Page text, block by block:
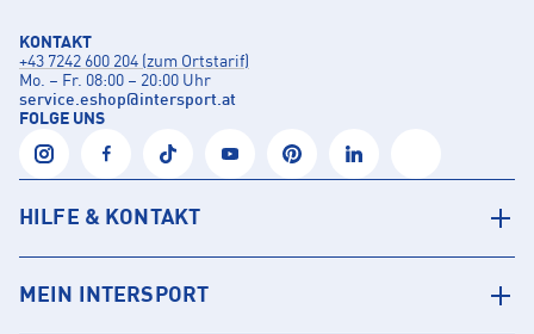
KONTAKT
+43 7242 600 204 (zum Ortstarif)
Mo. – Fr. 08:00 – 20:00 Uhr
service.eshop@intersport.at
FOLGE UNS
HILFE & KONTAKT
MEIN INTERSPORT